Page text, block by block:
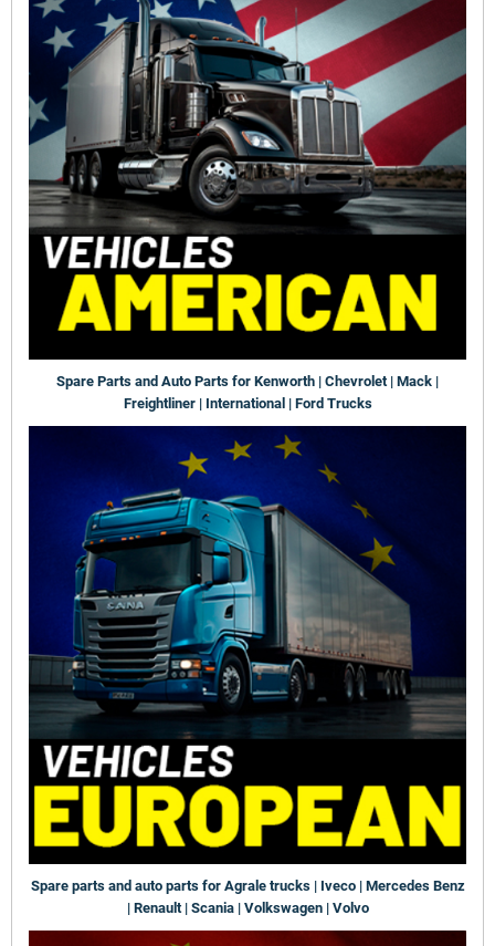
Spare Parts and Auto Parts for Kenworth | Chevrolet | Mack |
Freightliner | International | Ford Trucks
Spare parts and auto parts for Agrale trucks | Iveco | Mercedes Benz
| Renault | Scania | Volkswagen | Volvo